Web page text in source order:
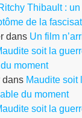
Thibault :
de la
dans Un film
soit la
moment
dans Maudite soit
du moment
soit la